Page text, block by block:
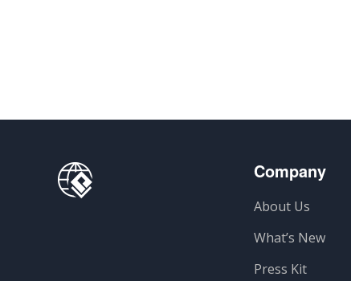
Company
About Us
What’s New
Press Kit